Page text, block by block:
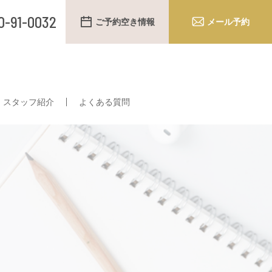
スタッフ紹介 よくある質問
91-0032 ご予約空き情報 メール予約